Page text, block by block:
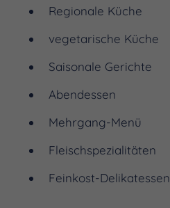
Regionale Küche
vegetarische Küche
Saisonale Gerichte
Abendessen
Mehrgang-Menü
Fleischspezialitäten
Feinkost-Delikatessen